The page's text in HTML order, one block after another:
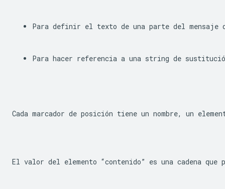
Para definir el texto de una parte del mensaje
Para hacer referencia a una string de
Cada marcador de posición tiene un nombre, un
El valor del elemento “contenido” es una cadena